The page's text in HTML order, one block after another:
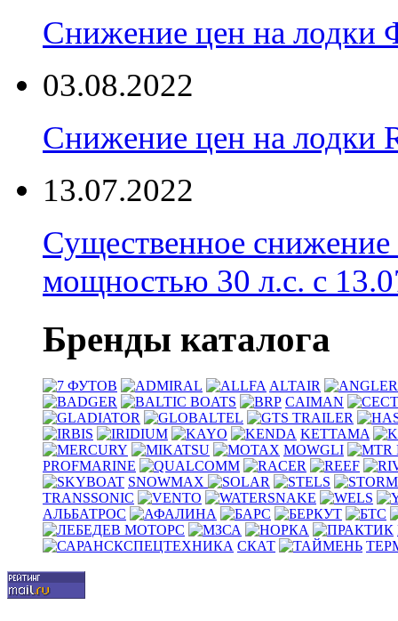
Снижение цен на
03.08.2022
Снижение цен на лодки
13.07.2022
Существенное
мощностью 30 л.с. с
Бренды каталога
ALTAIR
CAIMAN
KETTAMA
MOWGLI
PROFMARINE
SNOWMAX
TRANSSONIC
АЛЬБАТРОС
СКАТ